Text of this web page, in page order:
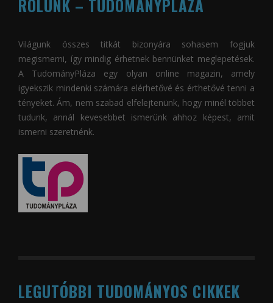
RÓLUNK – TUDOMÁNYPLÁZA
Világunk összes titkát bizonyára sohasem fogjuk
megismerni, így mindig érhetnek bennünket meglepetések.
A TudományPláza egy olyan online magazin, amely
igyekszik mindenki számára elérhetővé és érthetővé tenni a
tényeket. Ám, nem szabad elfelejtenünk, hogy minél többet
tudunk, annál kevesebbet ismerünk ahhoz képest, amit
ismerni szeretnénk.
LEGUTÓBBI TUDOMÁNYOS CIKKEK